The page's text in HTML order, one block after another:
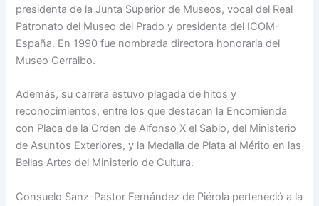
presidenta de la Junta Superior de Museos, vocal del Real
Patronato del Museo del Prado y presidenta del ICOM-
España. En 1990 fue nombrada directora honoraria del
Museo Cerralbo.
Además, su carrera estuvo plagada de hitos y
reconocimientos, entre los que destacan la Encomienda
con Placa de la Orden de Alfonso X el Sabio, del Ministerio
de Asuntos Exteriores, y la Medalla de Plata al Mérito en las
Bellas Artes del Ministerio de Cultura.
Consuelo Sanz-Pastor Fernández de Piérola perteneció a la